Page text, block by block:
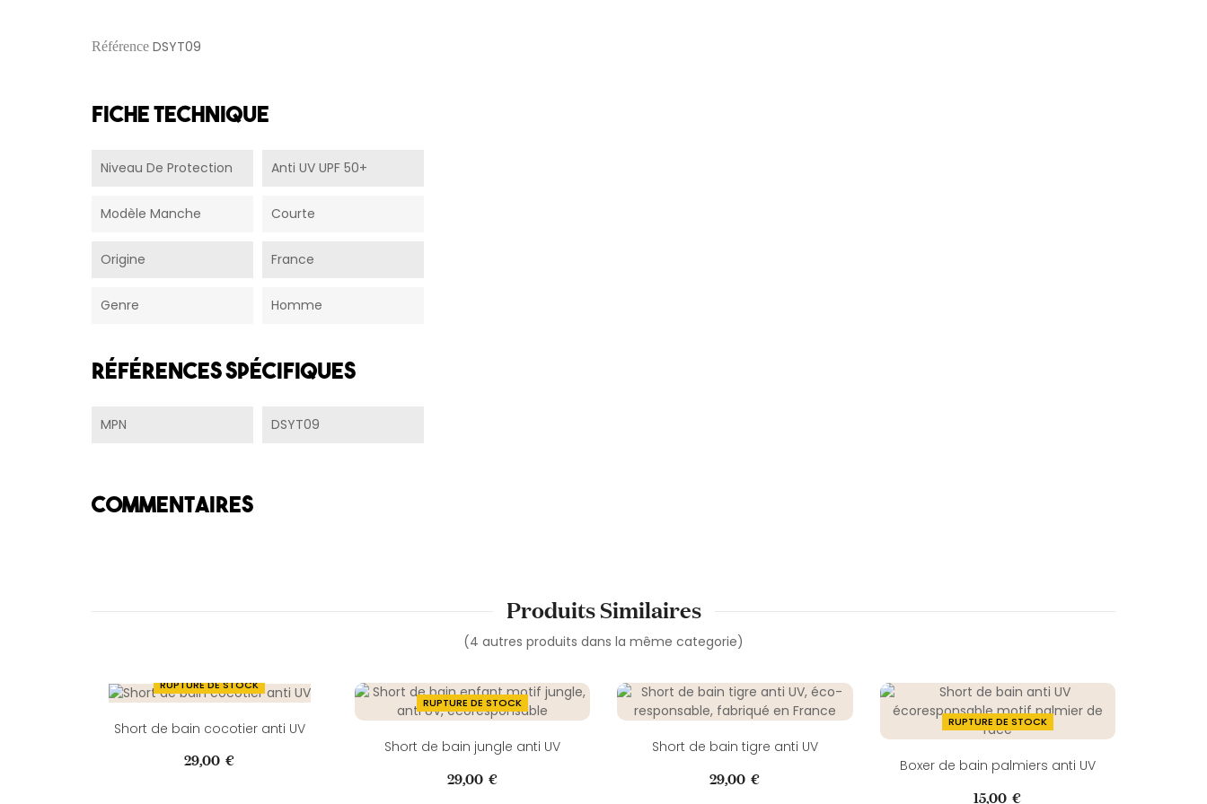
Référence DSYT09
Fiche technique
Niveau De Protection Anti UV UPF 50+
Modèle Manche Courte
Origine France
Genre Homme
Références spécifiques
MPN DSYT09
COMMENTAIRES
Produits Similaires
(4 autres produits dans la même categorie)
RUPTURE DE STOCK
Short de bain cocotier anti UV
Prix
29,00 €
RUPTURE DE STOCK
Short de bain jungle anti UV
Prix
29,00 €
Short de bain tigre anti UV
Prix
29,00 €
RUPTURE DE STOCK
Boxer de bain palmiers anti UV
Prix
15,00 €